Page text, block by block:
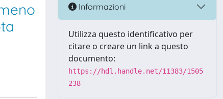
Informazioni
Utilizza questo identificativo per
citare o creare un link a questo
documento:
https://hdl.handle.net/11383/1505
238